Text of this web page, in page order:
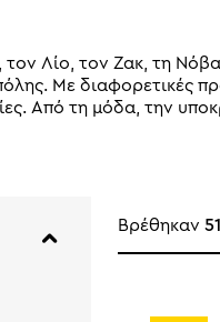
τον Λίο, τον Ζακ, τη
Με διαφορετικές
Από τη μόδα, την
Βρέθηκαν